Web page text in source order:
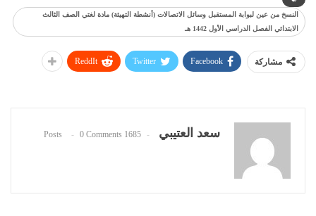
النسخ من عين لبوابة المستقبل وسائل الاتصالات (أنشطة التهيئة) مادة لغتي الصف الثالث
الابتدائي الفصل الدراسي الأول 1442 هـ
مشاركة Facebook
Twitter
ReddIt
سعد العتيبي 1685 Posts
0 Comments